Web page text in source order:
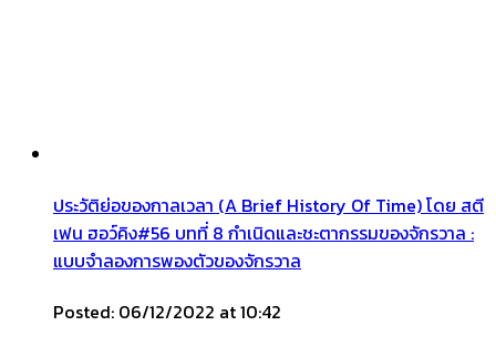
ประวัติย่อของกาลเวลา (A Brief History Of Time) โดย สตี
เฟน ฮอว์คิง#56 บทที่ 8 กำเนิดและชะตากรรมของจักรวาล :
แบบจำลองการพองตัวของจักรวาล
Posted: 06/12/2022 at 10:42